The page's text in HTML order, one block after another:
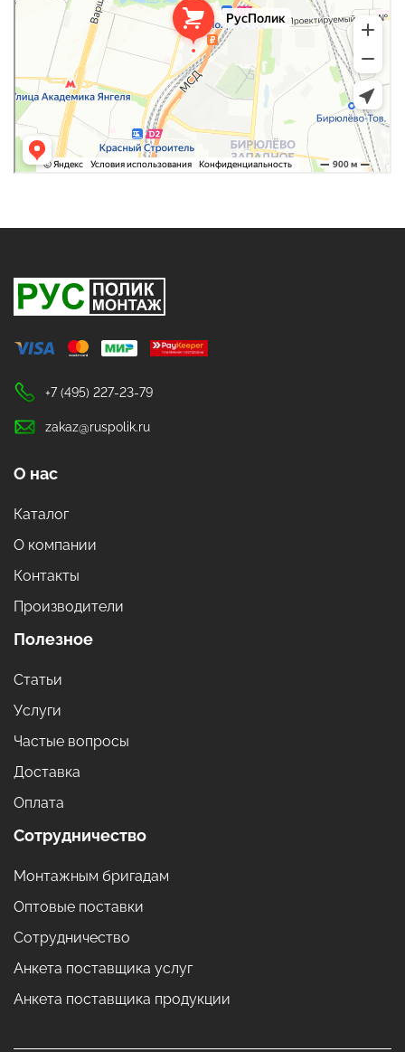
+7 (495) 227-23-79
zakaz@ruspolik.ru
О нас
Каталог
О компании
Контакты
Производители
Полезное
Статьи
Услуги
Частые вопросы
Доставка
Оплата
Сотрудничество
Монтажным бригадам
Оптовые поставки
Сотрудничество
Анкета поставщика услуг
Анкета поставщика продукции